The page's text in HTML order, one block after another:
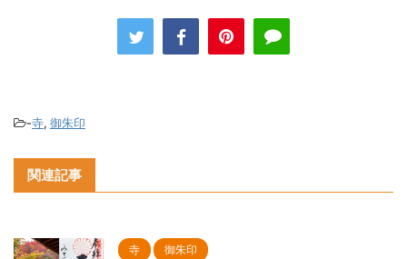
-寺, 御朱印
関連記事
寺 御朱印